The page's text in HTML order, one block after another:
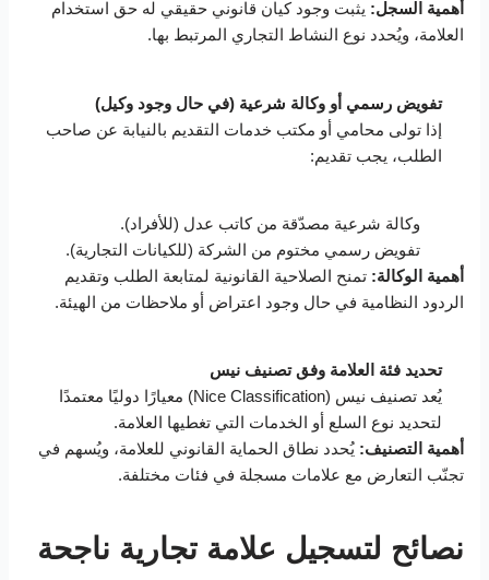
أهمية السجل: يثبت وجود كيان قانوني حقيقي له حق استخدام
العلامة، ويُحدد نوع النشاط التجاري المرتبط بها.
تفويض رسمي أو وكالة شرعية (في حال وجود وكيل)
إذا تولى محامي أو مكتب خدمات التقديم بالنيابة عن صاحب
الطلب، يجب تقديم:
وكالة شرعية مصدّقة من كاتب عدل (للأفراد).
تفويض رسمي مختوم من الشركة (للكيانات التجارية).
أهمية الوكالة: تمنح الصلاحية القانونية لمتابعة الطلب وتقديم
الردود النظامية في حال وجود اعتراض أو ملاحظات من الهيئة.
تحديد فئة العلامة وفق تصنيف نيس
يُعد تصنيف نيس (Nice Classification) معيارًا دوليًا معتمدًا
لتحديد نوع السلع أو الخدمات التي تغطيها العلامة.
أهمية التصنيف: يُحدد نطاق الحماية القانوني للعلامة، ويُسهم في
تجنّب التعارض مع علامات مسجلة في فئات مختلفة.
نصائح لتسجيل علامة تجارية ناجحة